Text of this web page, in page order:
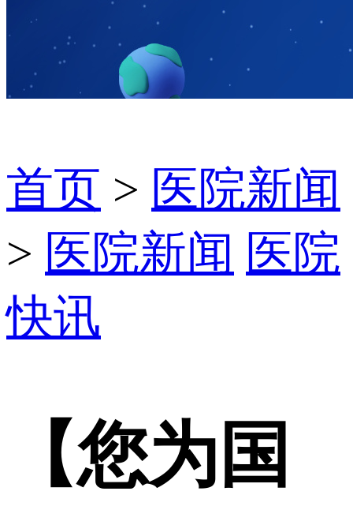
首页 > 医院新闻
> 医院新闻 医院
快讯
【您为国